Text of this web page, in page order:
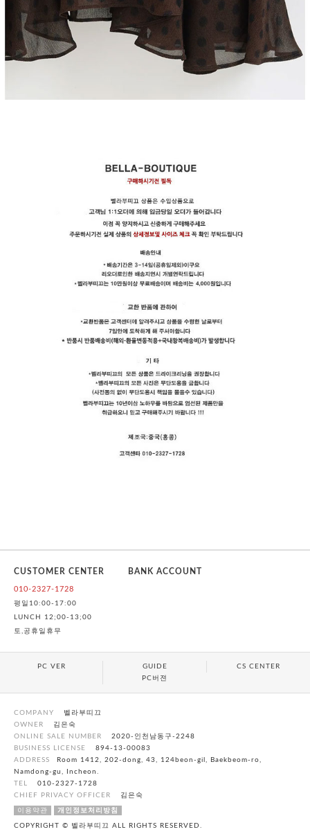
CUSTOMER CENTER
010-2327-1728
평일10:00-17:00
LUNCH 12;00-13;00
토,공휴일휴무
BANK ACCOUNT
PC VER GUIDE
CS CENTER
PC버젼
COMPANY
벨라부띠끄
OWNER
김은숙
ONLINE SALE NUMBER
2020-인천남동구-2248
BUSINESS LICENSE
894-13-00083
ADDRESS
Room 1412, 202-dong, 43, 124beon-gil, Baekbeom-ro,
Namdong-gu, Incheon.
TEL
010-2327-1728
CHIEF PRIVACY OFFICER
김은숙
이용약관 개인정보처리방침
COPYRIGHT © 벨라부띠끄 ALL RIGHTS RESERVED.